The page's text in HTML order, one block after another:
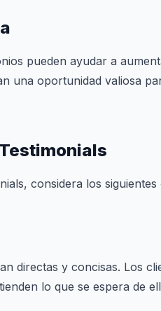
pueden ayudar a
una oportunidad valiosa
considera los siguientes
directas y concisas. Los
lo que se espera de